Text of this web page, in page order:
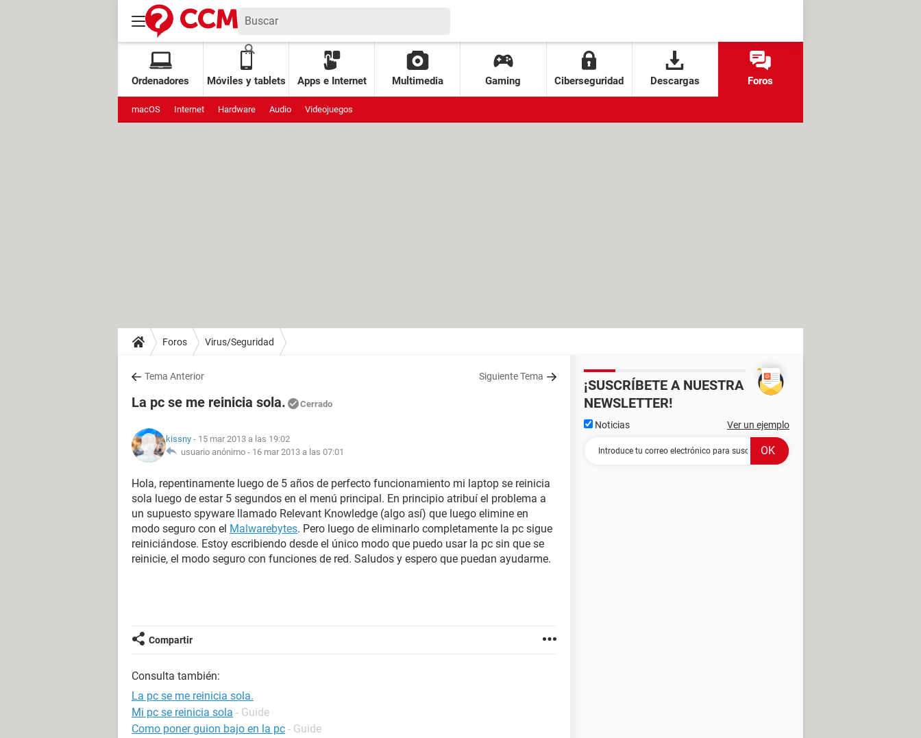
Ordenadores Móviles y tablets Apps e Internet Multimedia Gaming Ciberseguridad Descargas Foros
macOS Internet Hardware Audio Videojuegos
Foros Virus/Seguridad
Tema Anterior Siguiente Tema
La pc se me reinicia sola. Cerrado
kissny - 15 mar 2013 a las 19:02
usuario anónimo - 16 mar 2013 a las 07:01
Hola, repentinamente luego de 5 años de perfecto funcionamiento mi laptop se reinicia
sola luego de estar 5 segundos en el menú principal. En principio atribuí el problema a
un supuesto spyware llamado Relevant Knowledge (algo así) que luego elimine en
modo seguro con el Malwarebytes. Pero luego de eliminarlo completamente la pc sigue
reiniciándose. Estoy escribiendo desde el único modo que puedo usar la pc sin que se
reinicie, el modo seguro con funciones de red. Saludos y espero que puedan ayudarme.
Compartir
Consulta también:
La pc se me reinicia sola.
Mi pc se reinicia sola - Guide
Como poner guion bajo en la pc - Guide
¡SUSCRÍBETE A NUESTRA
NEWSLETTER!
Noticias Ver un ejemplo